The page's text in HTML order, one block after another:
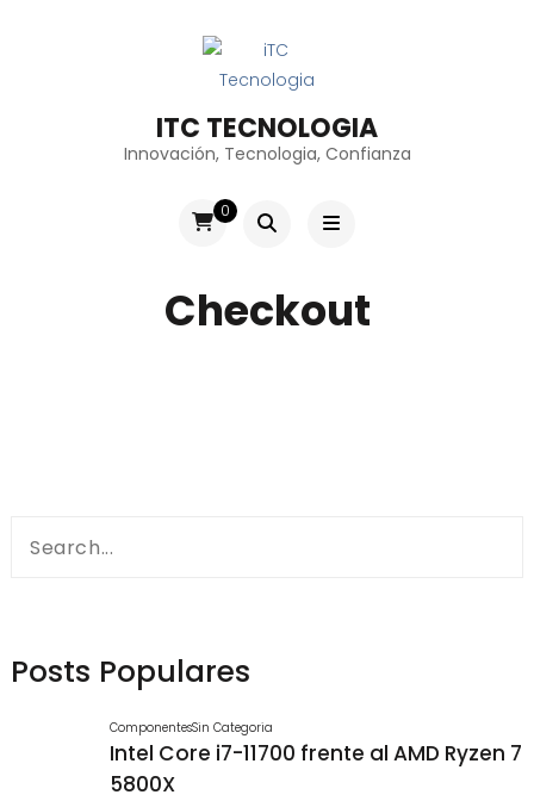
ITC TECNOLOGIA
Innovación, Tecnologia, Confianza
0
Checkout
for:
Posts Populares
ComponentesSin Categoria
Intel Core i7-11700 frente al AMD Ryzen 7
5800X